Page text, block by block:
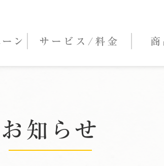
ン サービス/ 料金
お知らせ